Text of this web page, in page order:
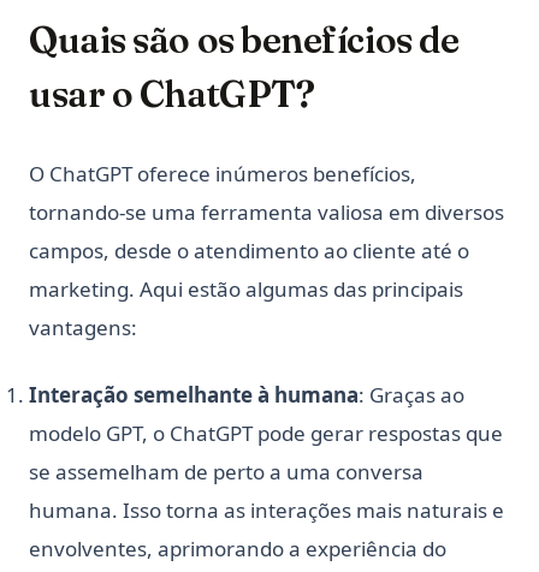
Quais são os benefícios de
usar o ChatGPT?
O ChatGPT oferece inúmeros benefícios,
tornando-se uma ferramenta valiosa em diversos
campos, desde o atendimento ao cliente até o
marketing. Aqui estão algumas das principais
vantagens:
Interação semelhante à humana: Graças ao
modelo GPT, o ChatGPT pode gerar respostas que
se assemelham de perto a uma conversa
humana. Isso torna as interações mais naturais e
envolventes, aprimorando a experiência do